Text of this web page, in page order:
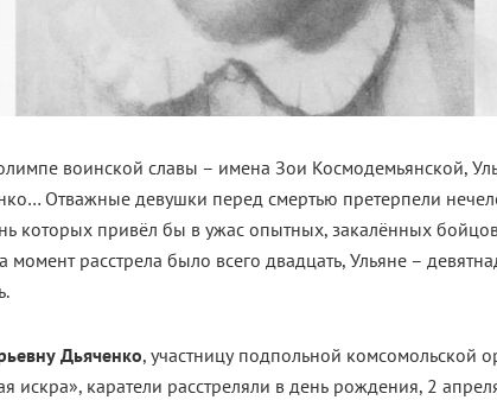
воинской славы – имена Зои Космодемьянской,
Отважные девушки перед смертью претерпели
которых привёл бы в ужас опытных, закалённых
момент расстрела было всего двадцать, Ульяне –
Дьяченко, участницу подпольной комсомольской
искра», каратели расстреляли в день рождения, 2